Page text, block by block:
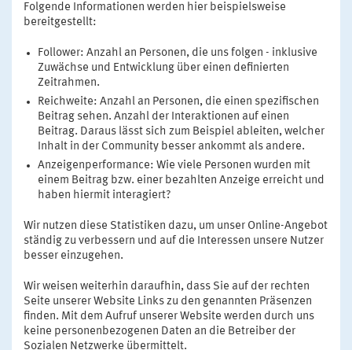
Folgende Informationen werden hier beispielsweise
bereitgestellt:
Follower: Anzahl an Personen, die uns folgen - inklusive
Zuwächse und Entwicklung über einen definierten
Zeitrahmen.
Reichweite: Anzahl an Personen, die einen spezifischen
Beitrag sehen. Anzahl der Interaktionen auf einen
Beitrag. Daraus lässt sich zum Beispiel ableiten, welcher
Inhalt in der Community besser ankommt als andere.
Anzeigenperformance: Wie viele Personen wurden mit
einem Beitrag bzw. einer bezahlten Anzeige erreicht und
haben hiermit interagiert?
Wir nutzen diese Statistiken dazu, um unser Online-Angebot
ständig zu verbessern und auf die Interessen unsere Nutzer
besser einzugehen.
Wir weisen weiterhin daraufhin, dass Sie auf der rechten
Seite unserer Website Links zu den genannten Präsenzen
finden. Mit dem Aufruf unserer Website werden durch uns
keine personenbezogenen Daten an die Betreiber der
Sozialen Netzwerke übermittelt.